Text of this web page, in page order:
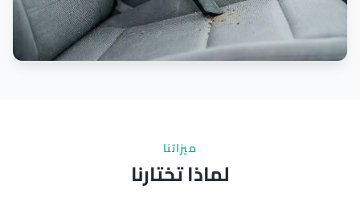
ميزاتنا
لماذا تختارنا